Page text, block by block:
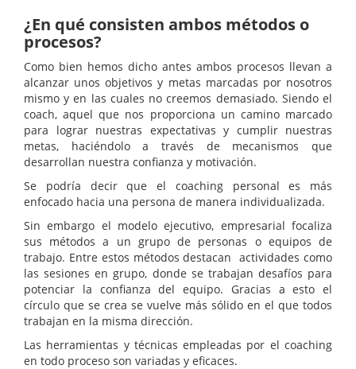
¿En qué consisten ambos métodos o
procesos?
Como bien hemos dicho antes ambos procesos llevan a
alcanzar unos objetivos y metas marcadas por nosotros
mismo y en las cuales no creemos demasiado. Siendo el
coach, aquel que nos proporciona un camino marcado
para lograr nuestras expectativas y cumplir nuestras
metas, haciéndolo a través de mecanismos que
desarrollan nuestra confianza y motivación.
Se podría decir que el coaching personal es más
enfocado hacia una persona de manera individualizada.
Sin embargo el modelo ejecutivo, empresarial focaliza
sus métodos a un grupo de personas o equipos de
trabajo. Entre estos métodos destacan actividades como
las sesiones en grupo, donde se trabajan desafíos para
potenciar la confianza del equipo. Gracias a esto el
círculo que se crea se vuelve más sólido en el que todos
trabajan en la misma dirección.
Las herramientas y técnicas empleadas por el coaching
en todo proceso son variadas y eficaces.